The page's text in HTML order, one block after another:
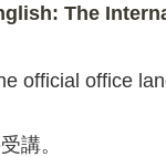
The
official office
講。